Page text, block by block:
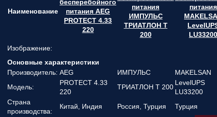
Наименование
бесперебойного
питания AEG
PROTECT 4.33
220
питания
ИМПУЛЬС
ТРИАТЛОН Т
200
питания
LU33200
Изображение:
Основные характеристики
Производитель: AEG ИМПУЛЬС
MAKELSAN
Модель:
PROTECT 4.33
220
ТРИАТЛОН Т 200
LevelUPS
LU33200
Страна
производства:
Китай, Индия Россия, Турция
Турция